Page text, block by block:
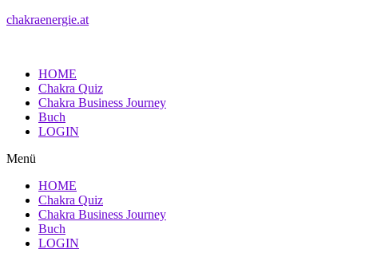
chakraenergie.at
HOME
Chakra Quiz
Chakra Business Journey
Buch
LOGIN
Menü
HOME
Chakra Quiz
Chakra Business Journey
Buch
LOGIN